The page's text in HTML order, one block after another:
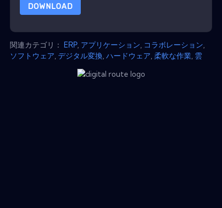
DOWNLOAD
関連カテゴリ： ERP アプリケーション コラボレーション
ソフトウェア デジタル変換 ハードウェア 柔軟な作業 雲